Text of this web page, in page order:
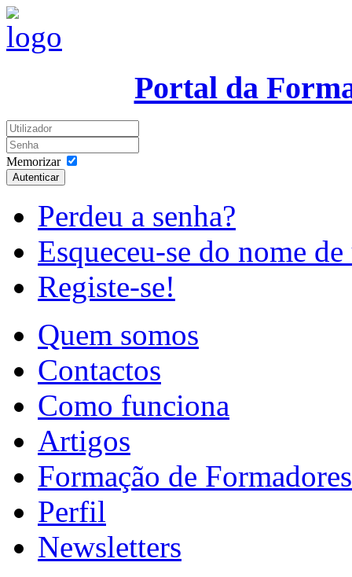
Portal da
Memorizar
Autenticar
Perdeu a senha?
Esqueceu-se do nome
Registe-se!
Quem somos
Contactos
Como funciona
Artigos
Formação de Formadores
Perfil
Newsletters